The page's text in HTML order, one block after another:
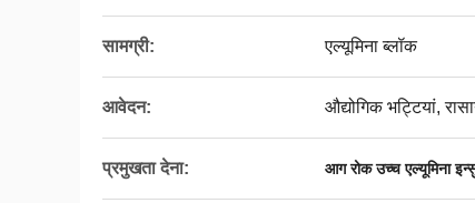
सामग्री: एल्यूमिना ब्लॉक
आवेदन: औद्योगिक भट्टियां,
प्रमुखता देना: आग रोक उच्च एल्यूमिना